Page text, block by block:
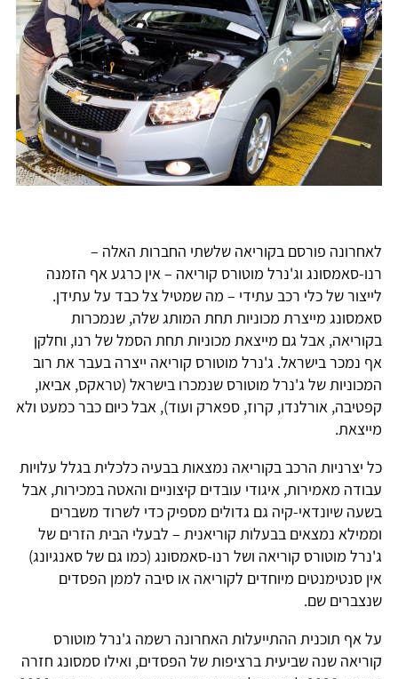
לאחרונה פורסם בקוריאה שלשתי החברות האלה –
רנו-סאמסונג וג'נרל מוטורס קוריאה – אין כרגע אף הזמנה
לייצור של כלי רכב עתידי – מה שמטיל צל כבד על עתידן.
סאמסונג מייצרת מכוניות תחת המותג שלה, שנמכרות
בקוריאה, אבל גם מייצאת מכוניות תחת הסמל של רנו, וחלקן
אף נמכר בישראל. ג'נרל מוטורס קוריאה ייצרה בעבר את רוב
המכוניות של ג'נרל מוטורס שנמכרו בישראל (טראקס, אביאו,
קפטיבה, אורלנדו, קרוז, ספארק ועוד), אבל כיום כבר כמעט ולא
מייצאת.
כל יצרניות הרכב בקוריאה נמצאות בבעיה כלכלית בגלל עלויות
עבודה מאמירות, איגודי עובדים קיצוניים והאטה במכירות, אבל
בשעה שיונדאי-קיה גם גדולים מספיק כדי לשרוד משברים
וממילא נמצאים בבעלות קוריאנית – לבעלי הבית הזרים של
ג'נרל מוטורס קוריאה ושל רנו-סאמסונג (כמו גם של סאנגיונג)
אין סנטימנטים מיוחדים לקוריאה או סיבה לממן הפסדים
שנצברים שם.
על אף תוכנית ההתייעלות האחרונה רשמה ג'נרל מוטורס
קוריאה שנה שביעית ברציפות של הפסדים, ואילו סמסונג חזרה